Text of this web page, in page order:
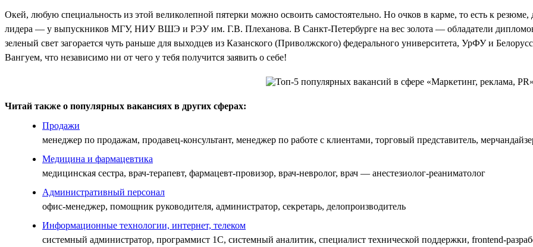
Окей, любую специальность из этой великолепной пятерки можно освоить самостоятельно. Но очков в карме, то есть к
лидера — у выпускников МГУ, НИУ ВШЭ и РЭУ им. Г.В. Плеханова. В Санкт-Петербурге на вес золота — обладатели
зеленый свет загорается чуть раньше для выходцев из Казанского (Приволжского) федерального университета, УрФУ и
Вангуем, что независимо ни от чего у тебя получится заявить о себе!
Читай также о популярных вакансиях в других сферах:
Продажи
менеджер по продажам, продавец-консультант, менеджер по работе с клиентами, торговый представитель,
Медицина и фармацевтика
медицинская сестра, врач-терапевт, фармацевт-провизор, врач-невролог, врач — анестезиолог-реаниматолог
Административный персонал
офис-менеджер, помощник руководителя, администратор, секретарь, делопроизводитель
Информационные технологии, интернет, телеком
системный администратор, программист 1С, системный аналитик, специалист технической поддержки, frontend-